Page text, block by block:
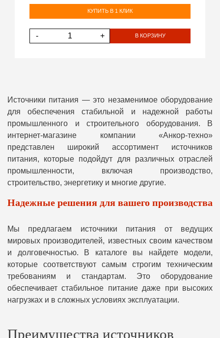
КУПИТЬ В 1 КЛИК
- + В КОРЗИНУ
Источники питания — это незаменимое оборудование
для обеспечения стабильной и надежной работы
промышленного и строительного оборудования. В
интернет-магазине компании «Анкор-техно»
представлен широкий ассортимент источников
питания, которые подойдут для различных отраслей
промышленности, включая производство,
строительство, энергетику и многие другие.
Надежные решения для вашего производства
Мы предлагаем источники питания от ведущих
мировых производителей, известных своим качеством
и долговечностью. В каталоге вы найдете модели,
которые соответствуют самым строгим техническим
требованиям и стандартам. Это оборудование
обеспечивает стабильное питание даже при высоких
нагрузках и в сложных условиях эксплуатации.
Преимущества источников